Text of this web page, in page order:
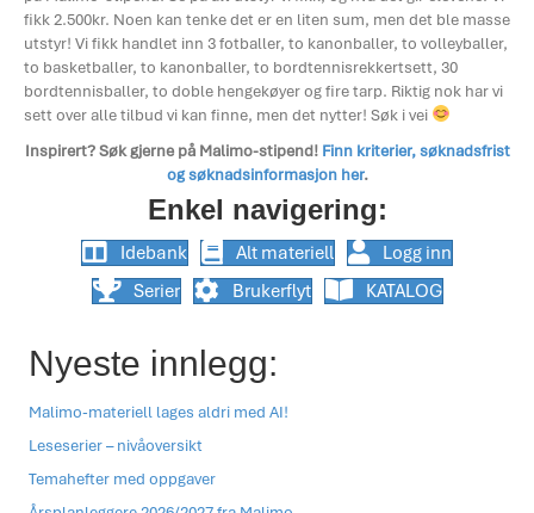
fikk 2.500kr. Noen kan tenke det er en liten sum, men det ble masse
utstyr! Vi fikk handlet inn 3 fotballer, to kanonballer, to volleyballer,
to basketballer, to kanonballer, to bordtennisrekkertsett, 30
bordtennisballer, to doble hengekøyer og fire tarp. Riktig nok har vi
sett over alle tilbud vi kan finne, men det nytter! Søk i vei
Inspirert? Søk gjerne på Malimo-stipend! Finn kriterier, søknadsfrist
og søknadsinformasjon her.
Enkel navigering:
Idebank Alt materiell
Logg inn
Serier
Brukerflyt KATALOG
Nyeste innlegg:
Malimo-materiell lages aldri med AI!
Leseserier – nivåoversikt
Temahefter med oppgaver